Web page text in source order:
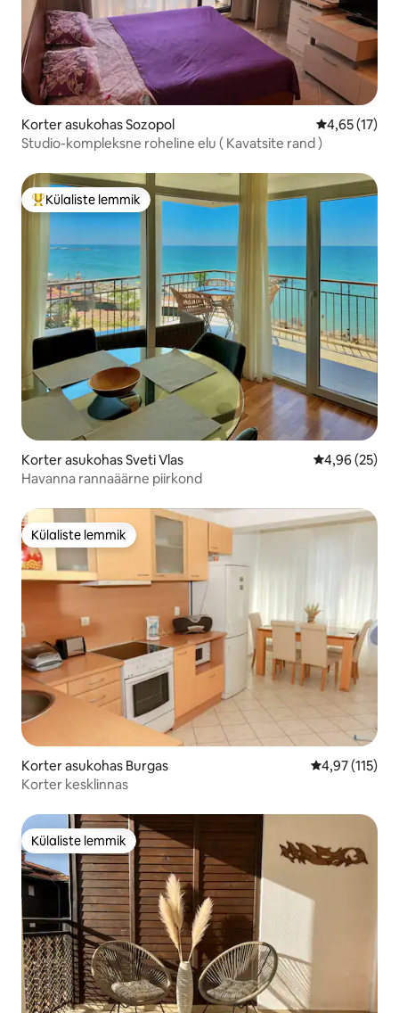
Korter asukohas Sozopol Keskmine
4,65 (17)
Studio-kompleksne roheline elu ( Kavatsite rand )
Külaliste suur lemmik
Külaliste lemmik
Korter asukohas Sveti Vlas Keskmine
4,96 (25)
Havanna rannaäärne piirkond
Külaliste lemmik
Külaliste lemmik
Korter asukohas Burgas Keskmine
4,97 (115)
Korter kesklinnas
Külaliste lemmik
Külaliste lemmik